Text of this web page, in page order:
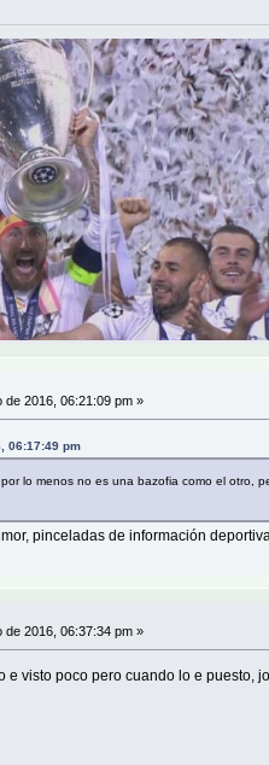
de 2016, 06:21:09 pm »
06:17:49 pm
lo menos no es una bazofia como el
pinceladas de información
de 2016, 06:37:34 pm »
e visto poco pero cuando lo e